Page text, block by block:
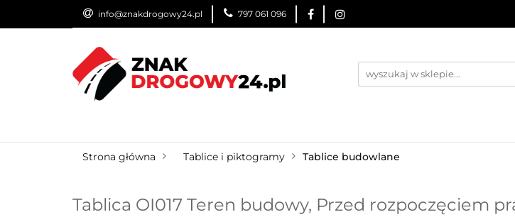
info@znakdrogowy24.pl 797 061 096
ZNAKI DROGOWE URZĄDZENIA BRD
Strona główna Tablice i piktogramy Tablice budowlane
Tablica OI017 Teren budowy, Przed rozpoczęciem